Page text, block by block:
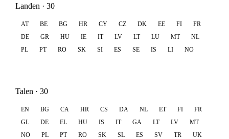
Landen · 30
AT BE BG HR CY CZ DK EE FI
FR
DE
GR HU IE IT LV LT LU MT
NL
PL
PT RO SK SI ES SE IS LI NO
Talen · 30
EN BG CA HR CS DA NL ET FI
FR
GL
DE EL HU IS IT GA LT LV
MT
NO
PL PT RO SK SL ES SV TR UK